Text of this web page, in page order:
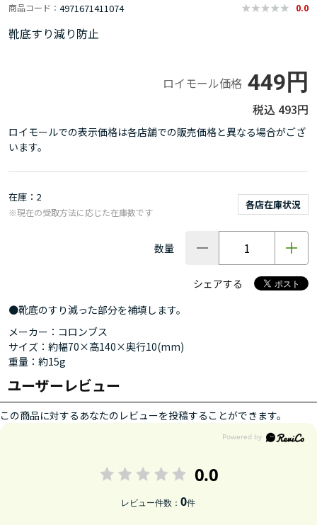
商品コード 4971671411074 0.0
靴底すり減り防止
ロイモール価格 449円
493円
ロイモールでの表示価格は各店舗での販売価格と異なる場合がござ
います。
在庫 2
各店在庫状況
※現在の受取方法に応じた在庫数です
数量
シェアする
●靴底のすり減った部分を補填します。
メーカー：コロンブス
サイズ：約幅70×高140×奥行10(mm)
重量：約15g
ユーザーレビュー
この商品に対するあなたのレビューを投稿することができます。
0.0
レビュー件数：0件